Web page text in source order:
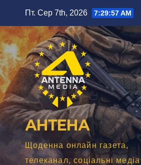
вмісту
Пт. Сер 7th, 2026 7:29:59 AM
АНТЕНА
Щоденна онлайн газета,
телеканал, соціальні медіа